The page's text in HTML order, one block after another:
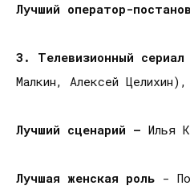
Лучший оператор-
3. Телевизионный
Малкин, Алексей
Лучший сценарий — Илья
Лучшая женская роль -